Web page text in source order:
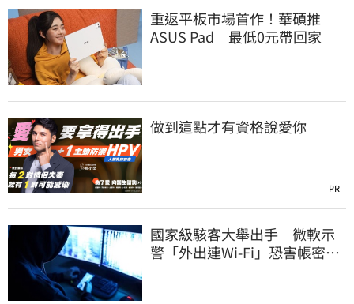
重返平板市場首作！華碩推
ASUS Pad 最低0元帶回家
做到這點才有資格說愛你
PR
國家級駭客大舉出手 微軟示
警「外出連Wi-Fi」恐害帳密被